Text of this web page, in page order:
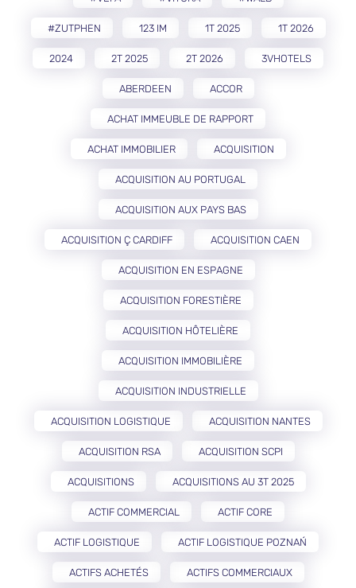
#ZUTPHEN 123 IM 1T 2025 1T 2026
2024 2T 2025 2T 2026 3VHOTELS
ABERDEEN ACCOR
ACHAT IMMEUBLE DE RAPPORT
ACHAT IMMOBILIER ACQUISITION
ACQUISITION AU PORTUGAL
ACQUISITION AUX PAYS BAS
ACQUISITION Ç CARDIFF ACQUISITION CAEN
ACQUISITION EN ESPAGNE
ACQUISITION FORESTIÈRE
ACQUISITION HÔTELIÈRE
ACQUISITION IMMOBILIÈRE
ACQUISITION INDUSTRIELLE
ACQUISITION LOGISTIQUE ACQUISITION NANTES
ACQUISITION RSA ACQUISITION SCPI
ACQUISITIONS ACQUISITIONS AU 3T 2025
ACTIF COMMERCIAL ACTIF CORE
ACTIF LOGISTIQUE ACTIF LOGISTIQUE POZNAŃ
ACTIFS ACHETÉS ACTIFS COMMERCIAUX